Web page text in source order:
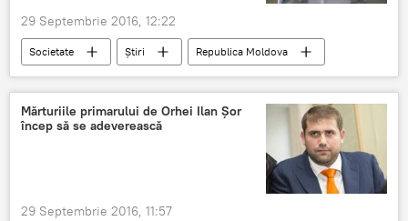
29 Septembrie 2016, 12:22
Societate Știri
Republica Moldova
alegeri prezidenţiale
Moldova
buletin de vot
candidaţi
Moldova a intrat în perioada electorală pentru prezidenţiale
Mărturiile primarului de Orhei Ilan Șor
încep să se adeverească
29 Septembrie 2016, 11:57